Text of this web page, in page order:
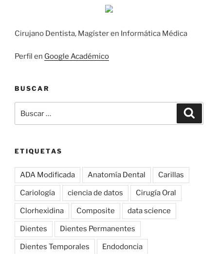
Cirujano Dentista, Magíster en Informática Médica
Perfil en Google Académico
BUSCAR
por:
ETIQUETAS
ADA Modificada Anatomía Dental Carillas
Cariología ciencia de datos Cirugía Oral
Clorhexidina Composite data science
Dientes Dientes Permanentes
Dientes Temporales Endodoncia